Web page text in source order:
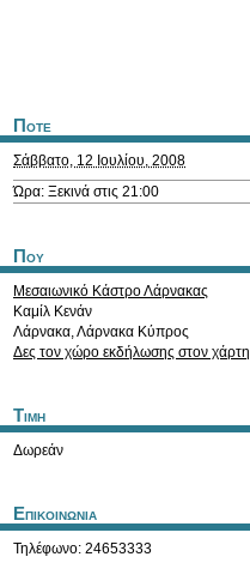
Ποτε
Σάββατο, 12 Ιουλίου, 2008
Ώρα: Ξεκινά στις 21:00
Που
Μεσαιωνικό Κάστρο Λάρνακας
Καμίλ Κενάν
Λάρνακα,Λάρνακα Κύπρος
Δες τον χώρο εκδήλωσης στον χάρτη
Τιμη
Δωρεάν
Επικοινωνια
Τηλέφωνο: 24653333